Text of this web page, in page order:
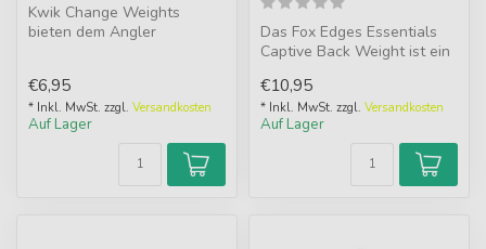
Kwik Change Weights
bieten dem Angler
€6,95
* Inkl. MwSt. zzgl. Versandkosten
Auf Lager
Das Fox Edges Essentials
Captive Back Weight ist ein
sich...
€10,95
* Inkl. MwSt. zzgl. Versandkosten
Auf Lager